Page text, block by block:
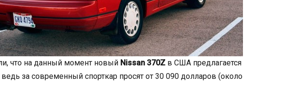
что на данный момент новый Nissan 370Z в США предлагается
ведь за современный спорткар просят от 30 090 долларов (около